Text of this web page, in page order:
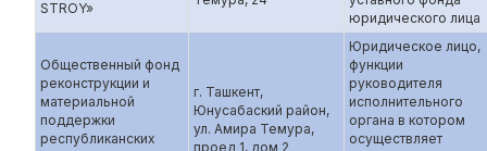
STROY»
юридического лица
Общественный фонд
реконструкции и
материальной
поддержки
республиканских
г. Ташкент,
Юнусабаский район,
ул. Амира Темура,
проед 1, дом 2
Юридическое лицо,
функции
руководителя
исполнительного
органа в котором
осуществляет